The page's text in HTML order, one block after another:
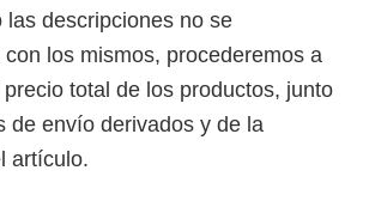
las descripciones no se
los mismos, procederemos a
total de los productos, junto
de envío derivados y de la
artículo.